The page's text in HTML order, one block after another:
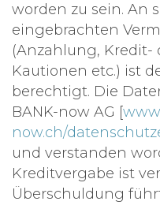
worden zu sein. An
eingebrachten
(Anzahlung, Kredit-
Kautionen etc.) ist
berechtigt. Die
BANK-now AG [
now.ch/
und verstanden
Kreditvergabe ist
Überschuldung